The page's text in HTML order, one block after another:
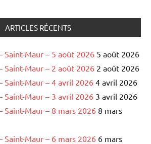
ARTICLES RÉCENTS
Saint-Maur – 5 août 2026 5 août 2026
Saint-Maur – 2 août 2026 2 août 2026
Saint-Maur – 4 avril 2026 4 avril 2026
Saint-Maur – 3 avril 2026 3 avril 2026
Saint-Maur – 8 mars 2026 8 mars
Saint-Maur – 6 mars 2026 6 mars